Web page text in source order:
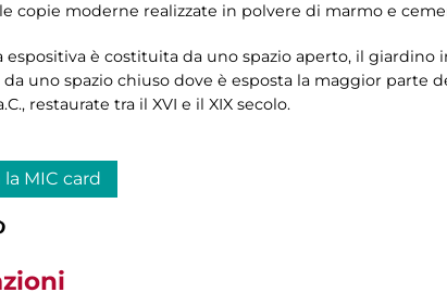
copie moderne realizzate in polvere di marmo e
espositiva è costituita da uno spazio aperto, il
uno spazio chiuso dove è esposta la maggior parte
restaurate tra il XVI e il XIX secolo.
MIC card